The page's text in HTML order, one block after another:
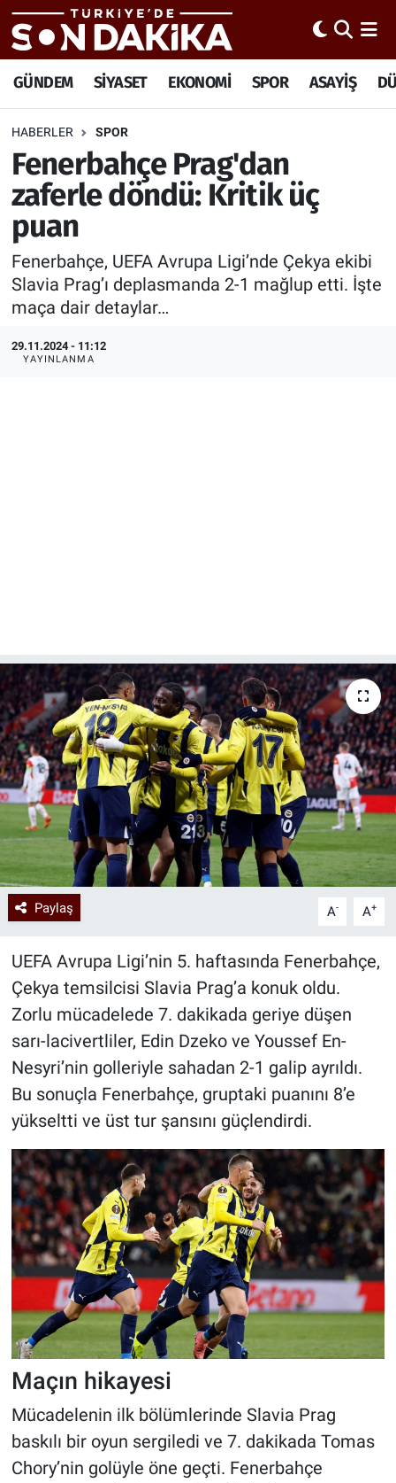
GÜNDEM SİYASET EKONOMİ SPOR ASAYİŞ
HABERLER SPOR
Fenerbahçe Prag'dan
zaferle döndü: Kritik üç
puan
Fenerbahçe, UEFA Avrupa Ligi’nde Çekya ekibi
Slavia Prag’ı deplasmanda 2-1 mağlup etti. İşte
maça dair detaylar…
29.11.2024 - 11:12
YAYINLANMA
Paylaş A- A+
UEFA Avrupa Ligi’nin 5. haftasında Fenerbahçe,
Çekya temsilcisi Slavia Prag’a konuk oldu.
Zorlu mücadelede 7. dakikada geriye düşen
sarı-lacivertliler, Edin Dzeko ve Youssef En-
Nesyri’nin golleriyle sahadan 2-1 galip ayrıldı.
Bu sonuçla Fenerbahçe, gruptaki puanını 8’e
yükseltti ve üst tur şansını güçlendirdi.
Maçın hikayesi
Mücadelenin ilk bölümlerinde Slavia Prag
baskılı bir oyun sergiledi ve 7. dakikada Tomas
Chory’nin golüyle öne geçti. Fenerbahçe
Trafik Durumu
Süper Lig Puan Durumu ve Fikstür
Tüm Manşetler
Haber Arşivi